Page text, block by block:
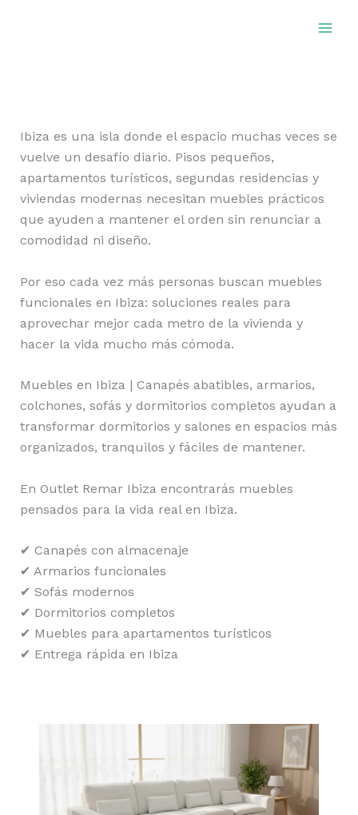
Ibiza es una isla donde el espacio muchas veces se
vuelve un desafío diario. Pisos pequeños,
apartamentos turísticos, segundas residencias y
viviendas modernas necesitan muebles prácticos
que ayuden a mantener el orden sin renunciar a
comodidad ni diseño.
Por eso cada vez más personas buscan muebles
funcionales en Ibiza: soluciones reales para
aprovechar mejor cada metro de la vivienda y
hacer la vida mucho más cómoda.
Muebles en Ibiza | Canapés abatibles, armarios,
colchones, sofás y dormitorios completos ayudan a
transformar dormitorios y salones en espacios más
organizados, tranquilos y fáciles de mantener.
En Outlet Remar Ibiza encontrarás muebles
pensados para la vida real en Ibiza.
✔ Canapés con almacenaje
✔ Armarios funcionales
✔ Sofás modernos
✔ Dormitorios completos
✔ Muebles para apartamentos turísticos
✔ Entrega rápida en Ibiza